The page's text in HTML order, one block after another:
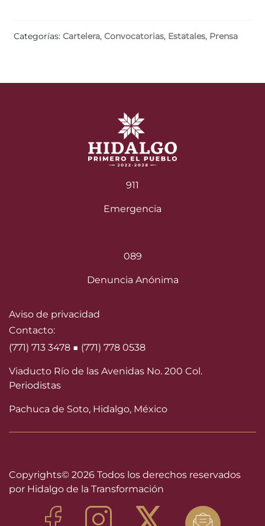
Categorías: Cartelera, Convocatorias, Estatales, Prensa
911
Emergencia
089
Denuncia Anónima
Aviso de privacidad
Contacto:
(771) 713 3478 ■ (771) 778 0538
Viaducto Río de las Avenidas No. 200 Col.
Periodistas
Pachuca de Soto, Hidalgo, México
Copyrights© 2026 Todos los derechos reservados
por Hidalgo de la Transformación